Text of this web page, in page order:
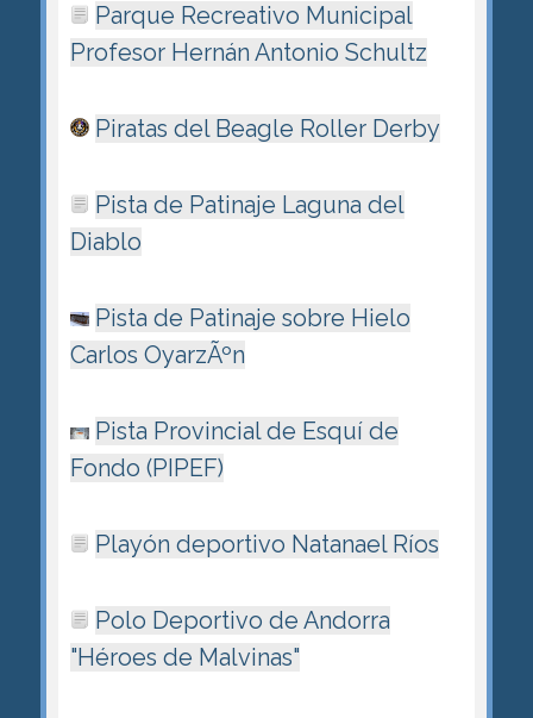
Parque Recreativo Municipal
Profesor Hernán Antonio Schultz
Piratas del Beagle Roller Derby
Pista de Patinaje Laguna del
Diablo
Pista de Patinaje sobre Hielo
Carlos OyarzÃºn
Pista Provincial de Esquí de
Fondo (PIPEF)
Playón deportivo Natanael Ríos
Polo Deportivo de Andorra
"Héroes de Malvinas"